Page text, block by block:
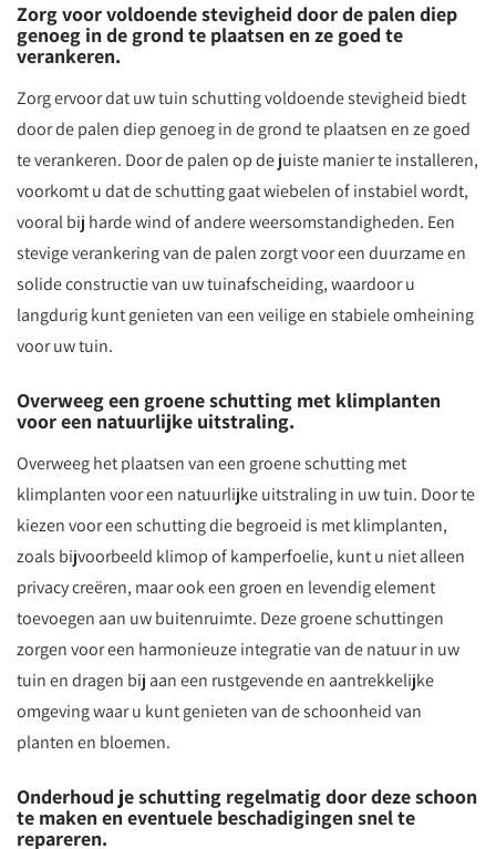
Zorg voor voldoende stevigheid door de palen diep
genoeg in de grond te plaatsen en ze goed te
verankeren.
Zorg ervoor dat uw tuin schutting voldoende stevigheid biedt
door de palen diep genoeg in de grond te plaatsen en ze goed
te verankeren. Door de palen op de juiste manier te installeren,
voorkomt u dat de schutting gaat wiebelen of instabiel wordt,
vooral bij harde wind of andere weersomstandigheden. Een
stevige verankering van de palen zorgt voor een duurzame en
solide constructie van uw tuinafscheiding, waardoor u
langdurig kunt genieten van een veilige en stabiele omheining
voor uw tuin.
Overweeg een groene schutting met klimplanten
voor een natuurlijke uitstraling.
Overweeg het plaatsen van een groene schutting met
klimplanten voor een natuurlijke uitstraling in uw tuin. Door te
kiezen voor een schutting die begroeid is met klimplanten,
zoals bijvoorbeeld klimop of kamperfoelie, kunt u niet alleen
privacy creëren, maar ook een groen en levendig element
toevoegen aan uw buitenruimte. Deze groene schuttingen
zorgen voor een harmonieuze integratie van de natuur in uw
tuin en dragen bij aan een rustgevende en aantrekkelijke
omgeving waar u kunt genieten van de schoonheid van
planten en bloemen.
Onderhoud je schutting regelmatig door deze schoon
te maken en eventuele beschadigingen snel te
repareren.